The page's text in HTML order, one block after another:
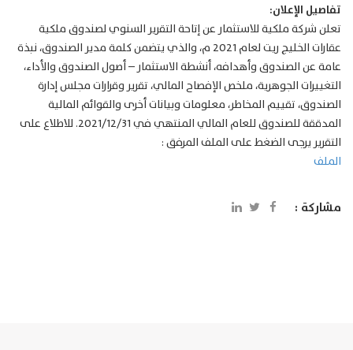
تفاصيل الإعلان:
تعلن شركة ملكية للاستثمار عن إتاحة التقرير السنوي لصندوق ملكية
عقارات الخليج ريت لعام 2021 م، والذي يتضمن كلمة مدير الصندوق، نبذة
عامة عن الصندوق وأهدافه، أنشطة الاستثمار – أصول الصندوق والأداء،
التغييرات الجوهرية، ملخص الإفصاح المالي، تقرير وقرارات مجلس إدارة
الصندوق، تقييم المخاطر، معلومات وبيانات أخرى والقوائم المالية
المدققة للصندوق للعام المالي المنتهي في 2021/12/31. للاطلاع على
التقرير يرجى الضغط على الملف المرفق :
الملف
مشاركة :